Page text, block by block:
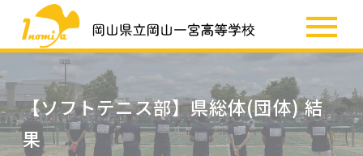
SSH
お知らせ
【ソフトテニス部】県総体(団体) 結
果